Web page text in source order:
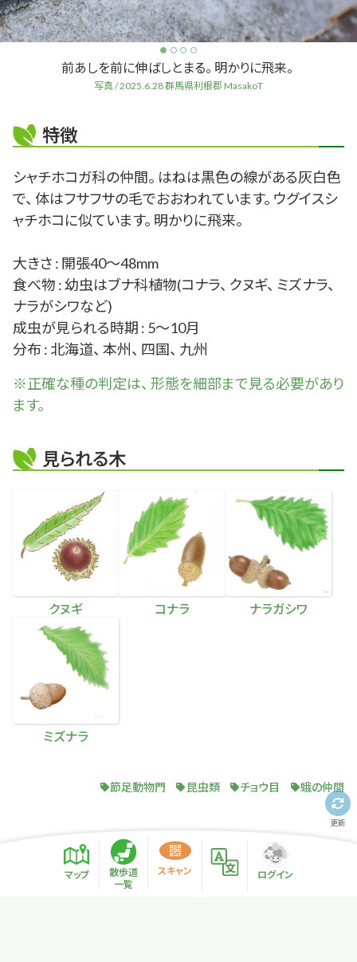
前あしを前に伸ばしとまる。 明かりに飛来。
写真 / 2025.6.28 群馬県利根郡 MasakoT
特徴
シャチホコガ科の仲間。 はねは黒色の線がある灰白色
で、 体はフサフサの毛でおおわれています。 ウグイスシ
ャチホコに似ています。 明かりに飛来。
大きさ : 開張40～48mm
食べ物 : 幼虫はブナ科植物(コナラ、 クヌギ、 ミズナラ、
ナラがシワなど)
成虫が見られる時期 : 5～10月
分布 : 北海道、 本州、 四国、 九州
※正確な種の判定は、 形態を細部まで見る必要があり
ます。
見られる木
クヌギ コナラ ナラガシワ
ミズナラ
節足動物門 昆虫類 チョウ目 蛾の仲間
更新
マップ
散歩道
一覧
スキャン ログイン